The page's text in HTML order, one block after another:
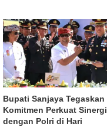
Bupati Sanjaya Tegaskan
Komitmen Perkuat Sinergi
dengan Polri di Hari